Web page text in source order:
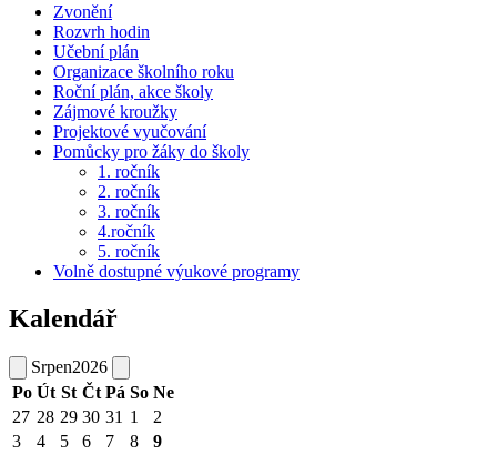
Zvonění
Rozvrh hodin
Učební plán
Organizace školního roku
Roční plán, akce školy
Zájmové kroužky
Projektové vyučování
Pomůcky pro žáky do školy
1. ročník
2. ročník
3. ročník
4.ročník
5. ročník
Volně dostupné výukové programy
Kalendář
Srpen2026
Po Út St Čt Pá So Ne
27 28 29 30 31 1
2
3
4 5 6 7 8 9